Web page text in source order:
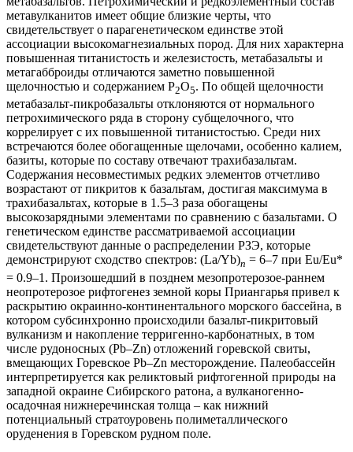
метавулканитов имеет общие близкие черты, что
свидетельствует о парагенетическом единстве этой
ассоциации высокомагнезиальных пород. Для них характерна
повышенная титанистость и железистость, метабазальты и
метагабброиды отличаются заметно повышенной
щелочностью и содержанием P2O5. По общей щелочности
метабазальт-пикробазальты отклоняются от нормального
петрохимического ряда в сторону субщелочного, что
коррелирует с их повышенной титанистостью. Среди них
встречаются более обогащенные щелочами, особенно калием,
базиты, которые по составу отвечают трахибазальтам.
Содержания несовместимых редких элементов отчетливо
возрастают от пикритов к базальтам, достигая максимума в
трахибазальтах, которые в 1.5–3 раза обогащены
высокозарядными элементами по сравнению с базальтами. О
генетическом единстве рассматриваемой ассоциации
свидетельствуют данные о распределении РЗЭ, которые
демонстрируют сходство спектров: (La/Yb)n = 6–7 при Eu/Eu*
= 0.9–1. Произошедший в позднем мезопротерозое-раннем
неопротерозое рифтогенез земной коры Приангарья привел к
раскрытию окраинно-континентального морского бассейна, в
котором субсинхронно происходили базальт-пикритовый
вулканизм и накопление терригенно-карбонатных, в том
числе рудоносных (Pb–Zn) отложений горевской свиты,
вмещающих Горевское Pb–Zn месторождение. Палеобассейн
интерпретируется как реликтовый рифтогенной природы на
западной окраине Сибирского ратона, а вулканогенно-
осадочная нижнеречинская толща – как нижний
потенциальный стратоуровень полиметаллического
оруденения в Горевском рудном поле.